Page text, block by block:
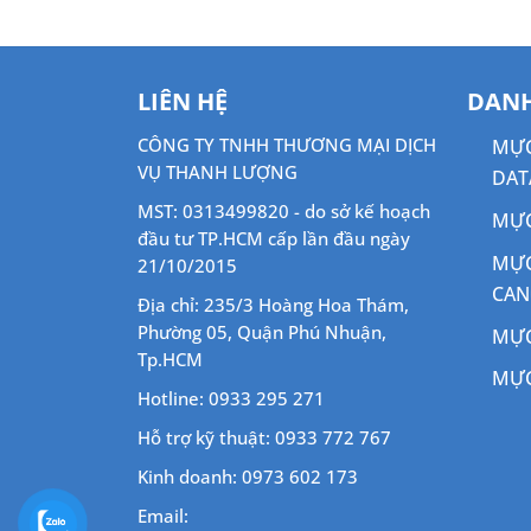
LIÊN HỆ
CÔNG TY TNHH THƯƠNG MẠI DỊCH
VỤ THANH LƯỢNG
MST: 0313499820 - do sở kế hoạch
đầu tư TP.HCM cấp lần đầu ngày
21/10/2015
Địa chỉ: 235/3 Hoàng Hoa Thám,
Phường 05, Quận Phú Nhuận,
Tp.HCM
Hotline: 0933 295 271
Hỗ trợ kỹ thuật: 0933 772 767
Kinh doanh: 0973 602 173
Email: